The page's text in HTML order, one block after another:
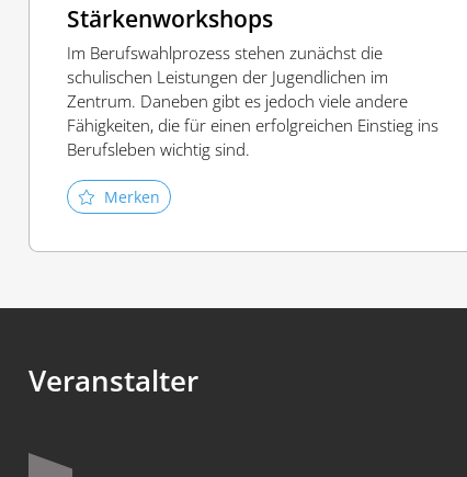
Stärkenworkshops
Im Berufswahlprozess stehen zunächst die
schulischen Leistungen der Jugendlichen im
Zentrum. Daneben gibt es jedoch viele andere
Fähigkeiten, die für einen erfolgreichen Einstieg ins
Berufsleben wichtig sind.
Merken
Veranstalter